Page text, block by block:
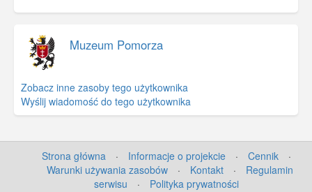
Muzeum Pomorza
Zobacz inne zasoby tego użytkownika
Wyślij wiadomość do tego użytkownika
Strona główna · Informacje o projekcie · Cennik
·
Warunki używania zasobów
· Kontakt ·
Regulamin
serwisu
· Polityka prywatności